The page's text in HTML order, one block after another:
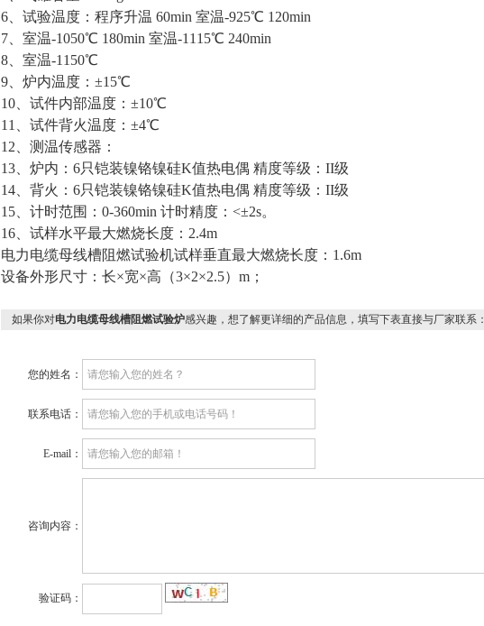
6、试验温度：程序升温 60min 室温-925℃ 120min
7、室温-1050℃ 180min 室温-1115℃ 240min
8、室温-1150℃
9、炉内温度：±15℃
10、试件内部温度：±10℃
11、试件背火温度：±4℃
12、测温传感器：
13、炉内：6只铠装镍铬镍硅K值热电偶 精度等级：II级
14、背火：6只铠装镍铬镍硅K值热电偶 精度等级：II级
15、计时范围：0-360min 计时精度：<±2s。
16、试样水平最大燃烧长度：2.4m
电力电缆母线槽阻燃试验机​试样垂直最大燃烧长度：1.6m
设备外形尺寸：长×宽×高（3×2×2.5）m；
如果你对电力电缆母线槽阻燃试验炉感兴趣，想了解更详细的产品信息，填写下表直接与厂家联系：
您的姓名：
联系电话：
E-mail：
咨询内容：
验证码：